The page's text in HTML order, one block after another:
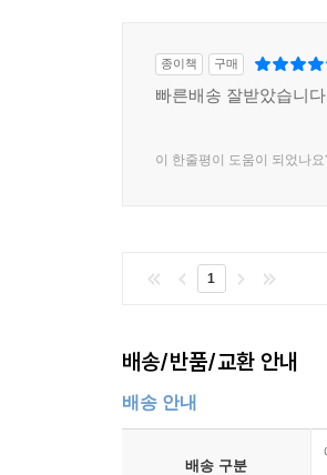
종이책 구매
빠른배송 잘받았습니다
이 한줄평이 도움이 되었나요
1
배송/반품/교환 안내
배송 안내
배송 구분